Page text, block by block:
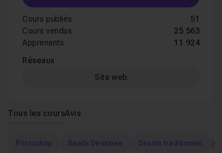
Cours publiés
51
Cours vendus
25 563
Apprenants
11 924
Réseaux
Site web
Tous les coursAvis
Photoshop Bande Dessinee Dessin traditionnel